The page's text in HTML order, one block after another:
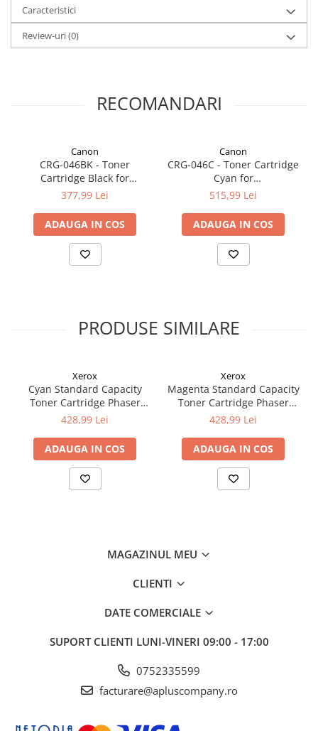
Caracteristici
Review-uri(0)
RECOMANDARI
Canon
CRG-046BK - Toner
Cartridge Black for
LBP653Cdw/LBP654Cx,
(2.200 pages)
377,99 Lei
ADAUGA IN COS
Canon
CRG-046C - Toner Cartridge
Cyan for
LBP653Cdw/LBP654Cx,
(2.300 pages)
515,99 Lei
ADAUGA IN COS
PRODUSE SIMILARE
Xerox
Cyan Standard Capacity
Toner Cartridge Phaser
6510/WorkCentre 6515
428,99 Lei
ADAUGA IN COS
Xerox
Magenta Standard Capacity
Toner Cartridge Phaser
6510/WorkCentre 6515
428,99 Lei
ADAUGA IN COS
MAGAZINUL MEU
CLIENTI
DATE COMERCIALE
SUPORT CLIENTI LUNI-VINERI 09:00 - 17:00
0752335599
facturare@apluscompany.ro